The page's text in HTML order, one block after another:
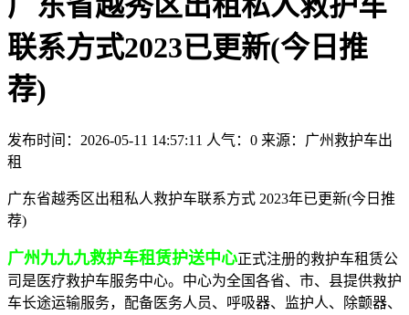
联系方式2023已更新(今日推
荐)
发布时间：2026-05-11 14:57:11 人气：0 来源：广州救护车出
租
广东省越秀区出租私人救护车联系方式 2023年已更新(今日推
荐)
广州九九九救护车租赁护送中心正式注册的救护车租赁公
司是医疗救护车服务中心。中心为全国各省、市、县提供救护
车长途运输服务，配备医务人员、呼吸器、监护人、除颤器、